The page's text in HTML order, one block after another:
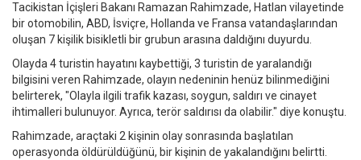
Tacikistan İçişleri Bakanı Ramazan Rahimzade, Hatlan vilayetinde
bir otomobilin, ABD, İsviçre, Hollanda ve Fransa vatandaşlarından
oluşan 7 kişilik bisikletli bir grubun arasına daldığını duyurdu.
Olayda 4 turistin hayatını kaybettiği, 3 turistin de yaralandığı
bilgisini veren Rahimzade, olayın nedeninin henüz bilinmediğini
belirterek, "Olayla ilgili trafik kazası, soygun, saldırı ve cinayet
ihtimalleri bulunuyor. Ayrıca, terör saldırısı da olabilir." diye konuştu.
Rahimzade, araçtaki 2 kişinin olay sonrasında başlatılan
operasyonda öldürüldüğünü, bir kişinin de yakalandığını belirtti.